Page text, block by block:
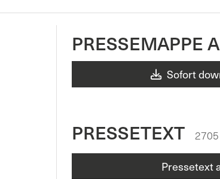
PRESSEMAPPE
Sofort
PRESSETEXT
Pressetext